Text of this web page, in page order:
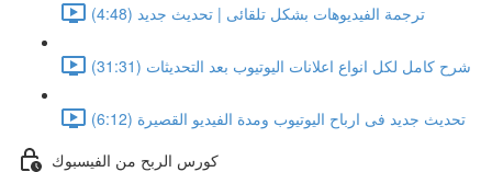
ترجمة الفيديوهات بشكل تلقائى | تحديث جديد (4:48)
شرح كامل لكل انواع اعلانات اليوتيوب بعد التحديثات (31:31)
تحديث جديد فى ارباح اليوتيوب ومدة الفيديو القصيرة (6:12)
كورس الربح من الفيسبوك